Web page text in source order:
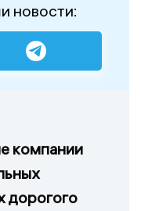
новости:
компании
дорогого